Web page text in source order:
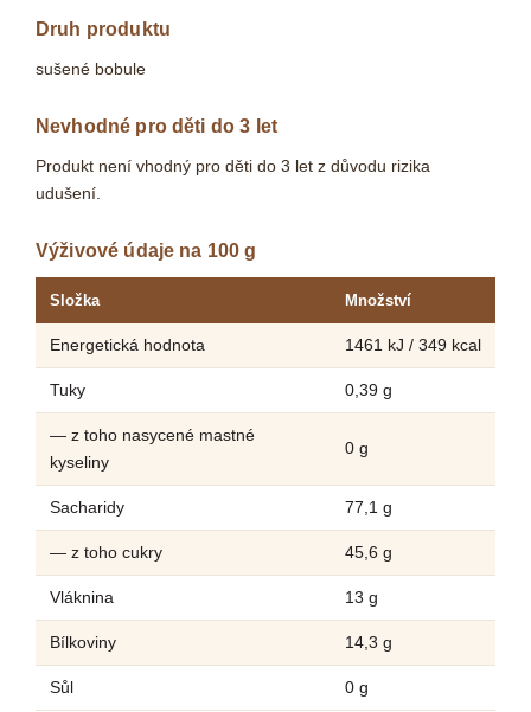
Druh produktu
sušené bobule
Nevhodné pro děti do 3 let
Produkt není vhodný pro děti do 3 let z důvodu rizika
udušení.
Výživové údaje na 100 g
Složka Množství
Energetická hodnota 1461 kJ / 349 kcal
Tuky 0,39 g
— z toho nasycené mastné
kyseliny
0 g
Sacharidy 77,1 g
— z toho cukry 45,6 g
Vláknina 13 g
Bílkoviny 14,3 g
Sůl 0 g